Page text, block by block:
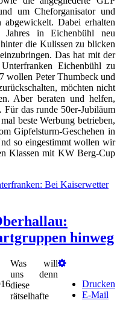
um Cheforganisator und
abgewickelt. Dabei erhalten
in Eichenbühl neu
die Kulissen zu blicken
Das hat mit der
Eichenbühl zu
wollen Peter Thumbeck und
möchten nicht
Aber beraten und helfen,
das runde 50er-Jubiläum
beste Werbung betrieben,
Gipfelsturm-Geschehen in
so eingestimmt wollen wir
Klassen mit KW Berg-Cup
Bei Kaiserwetter
hinweg
Drucken
E-Mail
Was will
uns denn
diese
rätselhafte